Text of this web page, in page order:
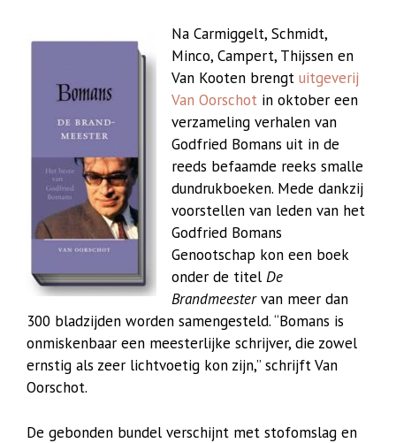
Na Carmiggelt, Schmidt,
Minco, Campert, Thijssen en
Van Kooten brengt uitgeverij
Van Oorschot in oktober een
verzameling verhalen van
Godfried Bomans uit in de
reeds befaamde reeks smalle
dundrukboeken. Mede dankzij
voorstellen van leden van het
Godfried Bomans
Genootschap kon een boek
onder de titel De
Brandmeestervan meer dan
300 bladzijden worden samengesteld. “Bomans is
onmiskenbaar een meesterlijke schrijver, die zowel
ernstig als zeer lichtvoetig kon zijn,” schrijft Van
Oorschot.
De gebonden bundel verschijnt met stofomslag en